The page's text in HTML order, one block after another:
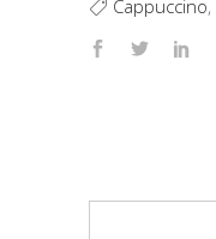
Cappuccino,